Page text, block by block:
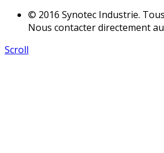
© 2016 Synotec Industrie.
Nous contacter directement au
Scroll